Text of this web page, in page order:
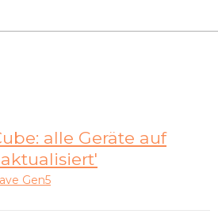
alle Geräte auf
Gen5